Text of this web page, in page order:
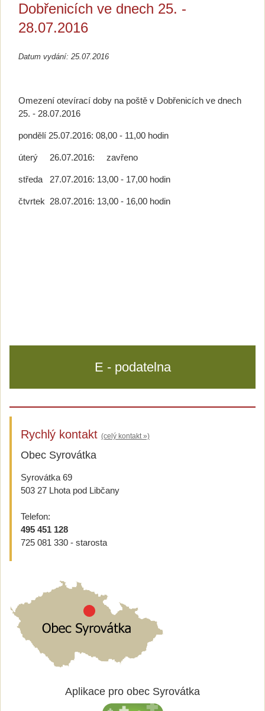
Dobřenicích ve dnech 25. -
28.07.2016
Datum vydání: 25.07.2016
Omezení otevírací doby na poště v Dobřenicích ve dnech
25. - 28.07.2016
pondělí 25.07.2016: 08,00 - 11,00 hodin
úterý 26.07.2016: zavřeno
středa 27.07.2016: 13,00 - 17,00 hodin
čtvrtek 28.07.2016: 13,00 - 16,00 hodin
E - podatelna
Rychlý kontakt (celý kontakt »)
Obec Syrovátka
Syrovátka 69
503 27 Lhota pod Libčany
Telefon:
495 451 128
725 081 330 - starosta
Aplikace pro obec Syrovátka